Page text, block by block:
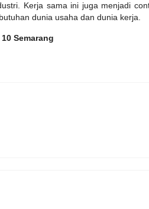
Kerja sama ini juga menjadi
dunia usaha dan dunia kerja.
Semarang